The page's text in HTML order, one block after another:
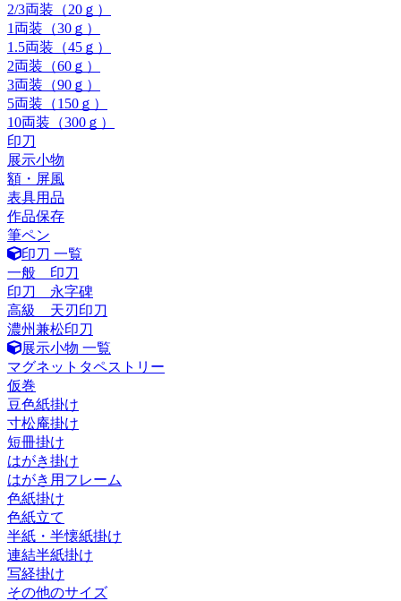
2/3両装（20ｇ）
1両装（30ｇ）
1.5両装（45ｇ）
2両装（60ｇ）
3両装（90ｇ）
5両装（150ｇ）
10両装（300ｇ）
印刀
展示小物
額・屏風
表具用品
作品保存
筆ペン
印刀 一覧
一般 印刀
印刀 永字碑
高級 天刃印刀
濃州兼松印刀
展示小物 一覧
マグネットタペストリー
仮巻
豆色紙掛け
寸松庵掛け
短冊掛け
はがき掛け
はがき用フレーム
色紙掛け
色紙立て
半紙・半懐紙掛け
連結半紙掛け
写経掛け
その他のサイズ